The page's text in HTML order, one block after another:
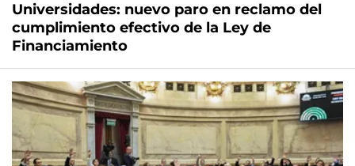
Universidades: nuevo paro en reclamo del
cumplimiento efectivo de la Ley de
Financiamiento